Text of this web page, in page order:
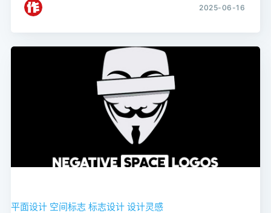
2025-06-16
平面设计 空间标志 标志设计 设计灵感